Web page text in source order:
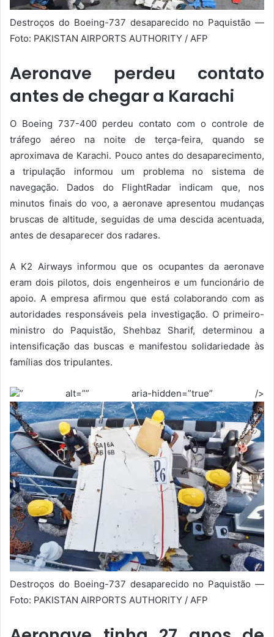
Destroços do Boeing-737 desaparecido no Paquistão —
Foto: PAKISTAN AIRPORTS AUTHORITY / AFP
Aeronave perdeu contato
antes de chegar a Karachi
O Boeing 737-400 perdeu contato com o controle de
tráfego aéreo na noite de terça-feira, quando se
aproximava de Karachi. Pouco antes do desaparecimento,
a tripulação informou um problema no sistema de
navegação. Dados do FlightRadar indicam que, nos
minutos finais do voo, a aeronave apresentou mudanças
bruscas de altitude, seguidas de uma descida acentuada,
antes de desaparecer dos radares.
A K2 Airways informou que os ocupantes da aeronave
eram dois pilotos, dois engenheiros e um funcionário de
apoio. A empresa afirmou que está colaborando com as
autoridades responsáveis pela investigação. O primeiro-
ministro do Paquistão, Shehbaz Sharif, determinou a
intensificação das buscas e manifestou solidariedade às
famílias dos tripulantes.
” alt=”” aria-hidden=”true” />
Destroços do Boeing-737 desaparecido no Paquistão —
Foto: PAKISTAN AIRPORTS AUTHORITY / AFP